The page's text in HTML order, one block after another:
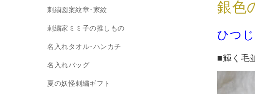
銀色
ひつ
■輝く毛
刺繍図案紋章･家紋
刺繍家ミミ子の推しもの
名入れタオル･ハンカチ
名入れバッグ
夏の妖怪刺繍ギフト